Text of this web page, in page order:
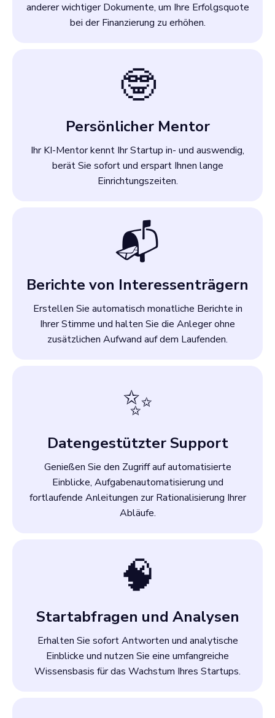
anderer wichtiger Dokumente, um Ihre Erfolgsquote
bei der Finanzierung zu erhöhen.
🤓
Persönlicher Mentor
Ihr KI-Mentor kennt Ihr Startup in- und auswendig,
berät Sie sofort und erspart Ihnen lange
Einrichtungszeiten.
📬
Berichte von Interessenträgern
Erstellen Sie automatisch monatliche Berichte in
Ihrer Stimme und halten Sie die Anleger ohne
zusätzlichen Aufwand auf dem Laufenden.
✨
Datengestützter Support
Genießen Sie den Zugriff auf automatisierte
Einblicke, Aufgabenautomatisierung und
fortlaufende Anleitungen zur Rationalisierung Ihrer
Abläufe.
🧠
Startabfragen und Analysen
Erhalten Sie sofort Antworten und analytische
Einblicke und nutzen Sie eine umfangreiche
Wissensbasis für das Wachstum Ihres Startups.